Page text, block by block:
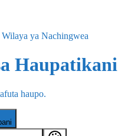
ya Nachingwea
Haupatikani
haupo.